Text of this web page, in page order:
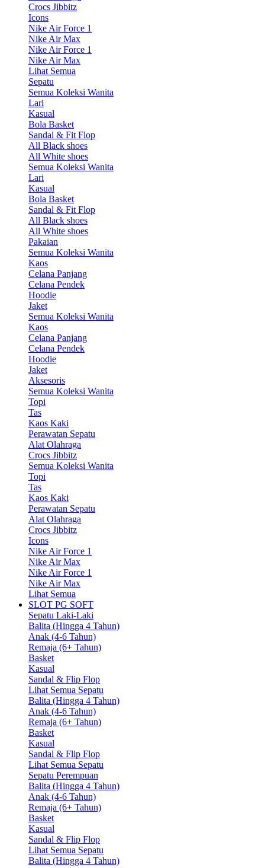
Crocs Jibbitz
Icons
Nike Air Force 1
Nike Air Max
Nike Air Force 1
Nike Air Max
Lihat Semua
Sepatu
Semua Koleksi Wanita
Lari
Kasual
Bola Basket
Sandal & Fit Flop
All Black shoes
All White shoes
Semua Koleksi Wanita
Lari
Kasual
Bola Basket
Sandal & Fit Flop
All Black shoes
All White shoes
Pakaian
Semua Koleksi Wanita
Kaos
Celana Panjang
Celana Pendek
Hoodie
Jaket
Semua Koleksi Wanita
Kaos
Celana Panjang
Celana Pendek
Hoodie
Jaket
Aksesoris
Semua Koleksi Wanita
Topi
Tas
Kaos Kaki
Perawatan Sepatu
Alat Olahraga
Crocs Jibbitz
Semua Koleksi Wanita
Topi
Tas
Kaos Kaki
Perawatan Sepatu
Alat Olahraga
Crocs Jibbitz
Icons
Nike Air Force 1
Nike Air Max
Nike Air Force 1
Nike Air Max
Lihat Semua
SLOT PG SOFT
Sepatu Laki-Laki
Balita (Hingga 4 Tahun)
Anak (4-6 Tahun)
Remaja (6+ Tahun)
Basket
Kasual
Sandal & Flip Flop
Lihat Semua Sepatu
Balita (Hingga 4 Tahun)
Anak (4-6 Tahun)
Remaja (6+ Tahun)
Basket
Kasual
Sandal & Flip Flop
Lihat Semua Sepatu
Sepatu Perempuan
Balita (Hingga 4 Tahun)
Anak (4-6 Tahun)
Remaja (6+ Tahun)
Basket
Kasual
Sandal & Flip Flop
Lihat Semua Sepatu
Balita (Hingga 4 Tahun)